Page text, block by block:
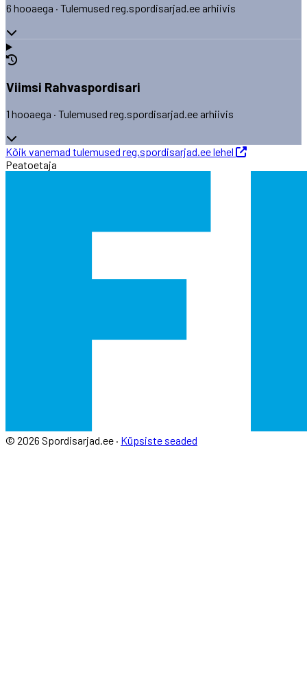
6 hooaega · Tulemused reg.spordisarjad.ee arhiivis
Viimsi Rahvaspordisari
1 hooaega · Tulemused reg.spordisarjad.ee arhiivis
Kõik vanemad tulemused reg.spordisarjad.ee lehel
Peatoetaja
© 2026 Spordisarjad.ee · Küpsiste seaded